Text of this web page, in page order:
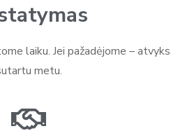
laiku. Jei pažadėjome – atvyks
metu.